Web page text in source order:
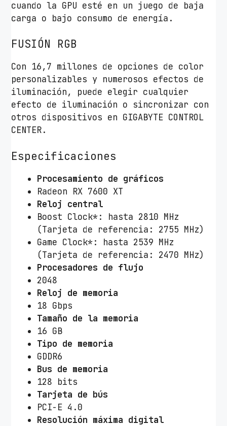
cuando la GPU esté en un juego de baja
carga o bajo consumo de energía.
FUSIÓN RGB
Con 16,7 millones de opciones de color
personalizables y numerosos efectos de
iluminación, puede elegir cualquier
efecto de iluminación o sincronizar con
otros dispositivos en GIGABYTE CONTROL
CENTER.
Especificaciones
Procesamiento de gráficos
Radeon RX 7600 XT
Reloj central
Boost Clock*: hasta 2810 MHz
(Tarjeta de referencia: 2755 MHz)
Game Clock*: hasta 2539 MHz
(Tarjeta de referencia: 2470 MHz)
Procesadores de flujo
2048
Reloj de memoria
18 Gbps
Tamaño de la memoria
16 GB
Tipo de memoria
GDDR6
Bus de memoria
128 bits
Tarjeta de bús
PCI-E 4.0
Resolución máxima digital